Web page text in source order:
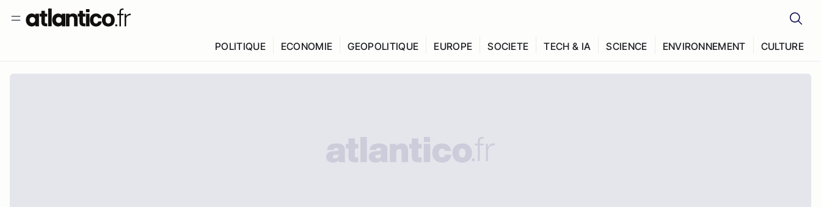
POLITIQUE ECONOMIE GEOPOLITIQUE EUROPE SOCIETE TECH & IA SCIENCE ENVIRONNEMENT CULTURE